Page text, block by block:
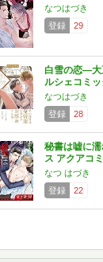
なつはづき
登録
29
白雪の恋―
ルシェコミ
なつはづき
登録
28
秘書は嘘に
ス アクアコ
なつ はづき
登録
22